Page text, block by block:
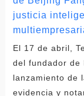
justicia
El 17 de abril,
del fundador de
lanzamiento de
evidencia y